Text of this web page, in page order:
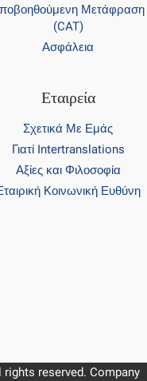
Μετάφραση
(CAT)
Ασφάλεια
Εταιρεία
Σχετικά Με Εμάς
Γιατί Intertranslations
Αξίες και Φιλοσοφία
Κοινωνική Ευθύνη
reserved. Company